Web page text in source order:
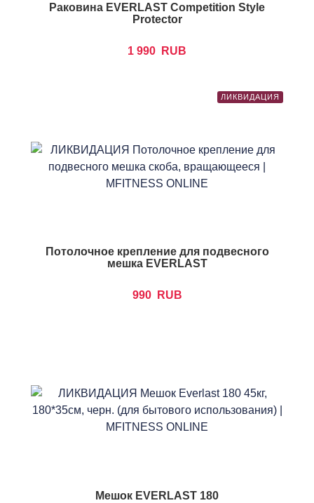
Раковина EVERLAST Competition Style
Protector
1 990 RUB
ЛИКВИДАЦИЯ
Потолочное крепление для подвесного
мешка EVERLAST
990 RUB
Мешок EVERLAST 180